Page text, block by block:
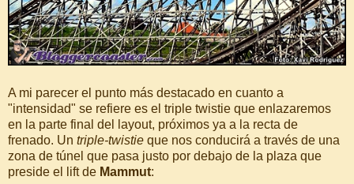
A mi parecer el punto más destacado en cuanto a
"intensidad" se refiere es el triple twistie que enlazaremos
en la parte final del layout, próximos ya a la recta de
frenado. Un triple-twistie que nos conducirá a través de una
zona de túnel que pasa justo por debajo de la plaza que
preside el lift de Mammut: